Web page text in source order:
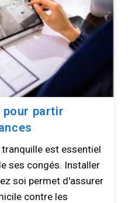
pour partir
est essentiel
ses congés. Installer
soi permet d'assurer
contre les